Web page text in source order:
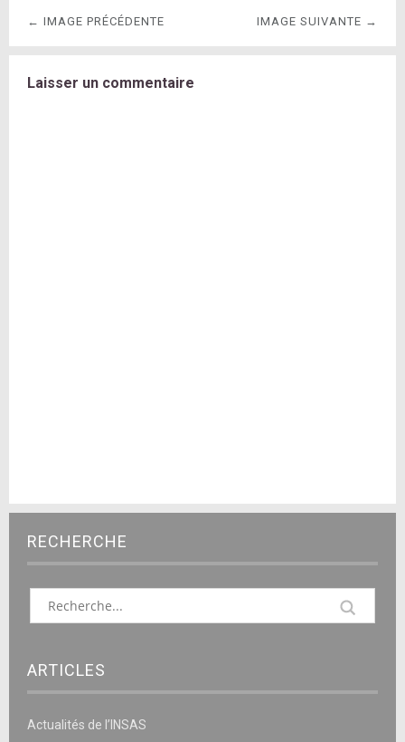
← IMAGE PRÉCÉDENTE IMAGE SUIVANTE →
Laisser un commentaire
RECHERCHE
ARTICLES
Actualités de l’INSAS